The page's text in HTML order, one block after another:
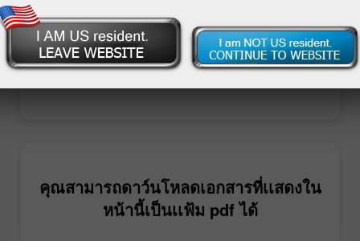
เปิดบัญชีซื้อขาย
เปิดบัญชีเดโม่
คุณสามารถดาว์นโหลดเอกสารที่เเสดงใน
หน้านี้เป็นเเฟ้ม pdf ได้